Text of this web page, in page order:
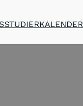
KALENDER